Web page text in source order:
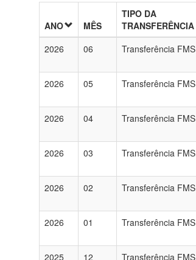
ANO MÊS
TIPO DA
TRANSFERÊNCIA
2026
06 Transferência FMS
2026 05 Transferência FMS
2026 04 Transferência FMS
2026 03 Transferência FMS
2026 02 Transferência FMS
2026 01 Transferência FMS
2025 12 Transferência FMS